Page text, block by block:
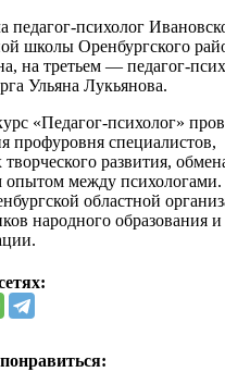
педагог-психолог
школы Оренбургского
на третьем — педагог-
Ульяна Лукьянова.
«Педагог-психолог»
профуровня специалистов,
развития,
опытом между
областной
народного образования и